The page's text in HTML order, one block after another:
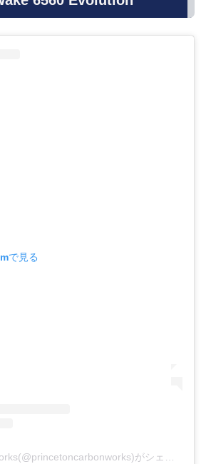
で見る
Princeton CarbonWorks(@princetoncarbonworks)がシェアした投稿